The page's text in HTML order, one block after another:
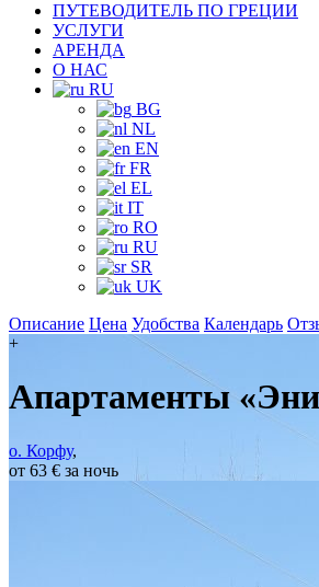
ПУТЕВОДИТЕЛЬ ПО ГРЕЦИИ
УСЛУГИ
АРЕНДА
О НАС
RU
BG
NL
EN
FR
EL
IT
RO
RU
SR
UK
Описание Цена Удобства Календарь
+
Апартаменты
о. Корфу,
от 63 € за ночь